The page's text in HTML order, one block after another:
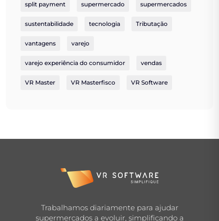
split payment supermercado supermercados
sustentabilidade tecnologia Tributação
vantagens varejo
varejo experiência do consumidor vendas
VR Master VR Masterfisco VR Software
Trabalhamos diariamente para ajudar
supermercados a evoluir, simplificando a